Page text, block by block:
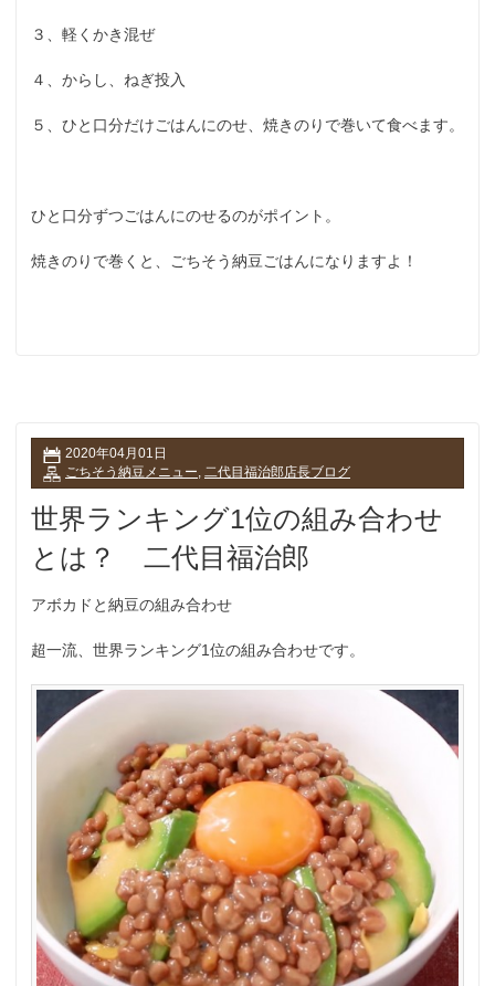
３、軽くかき混ぜ
４、からし、ねぎ投入
５、ひと口分だけごはんにのせ、焼きのりで巻いて食べます。
ひと口分ずつごはんにのせるのがポイント。
焼きのりで巻くと、ごちそう納豆ごはんになりますよ！
2020年04月01日
ごちそう納豆メニュー, 二代目福治郎店長ブログ
世界ランキング1位の組み合わせ
とは？ 二代目福治郎
アボカドと納豆の組み合わせ
超一流、世界ランキング1位の組み合わせです。